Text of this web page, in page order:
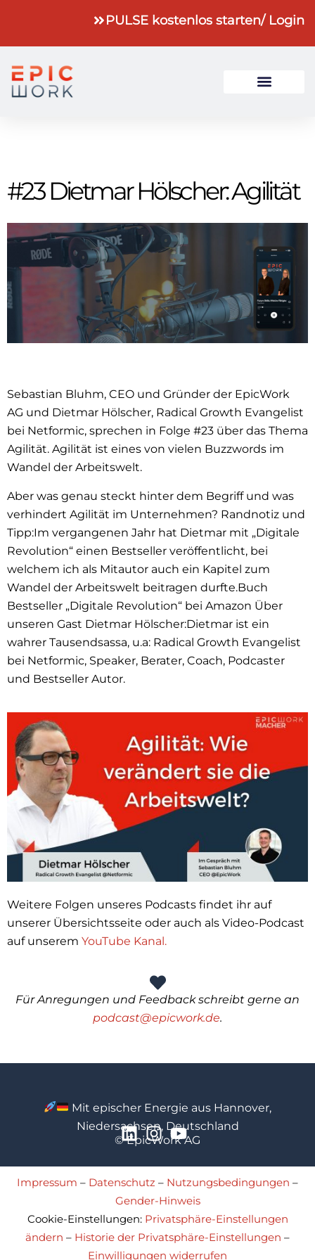
PULSE kostenlos starten/ Login
#23 Dietmar Hölscher: Agilität
Sebastian Bluhm, CEO und Gründer der EpicWork
AG und Dietmar Hölscher, Radical Growth Evangelist
bei Netformic, sprechen in Folge #23 über das Thema
Agilität. Agilität ist eines von vielen Buzzwords im
Wandel der Arbeitswelt.
Aber was genau steckt hinter dem Begriff und was
verhindert Agilität im Unternehmen? Randnotiz und
Tipp:Im vergangenen Jahr hat Dietmar mit „Digitale
Revolution“ einen Bestseller veröffentlicht, bei
welchem ich als Mitautor auch ein Kapitel zum
Wandel der Arbeitswelt beitragen durfte.Buch
Bestseller „Digitale Revolution“ bei Amazon Über
unseren Gast Dietmar Hölscher:Dietmar ist ein
wahrer Tausendsassa, u.a: Radical Growth Evangelist
bei Netformic, Speaker, Berater, Coach, Podcaster
und Bestseller Autor.
Weitere Folgen unseres Podcasts findet ihr auf
unserer Übersichtsseite oder auch als Video-Podcast
auf unserem YouTube Kanal.
Für Anregungen und Feedback schreibt gerne an
podcast@epicwork.de.
Mit epischer Energie aus Hannover,
Niedersachsen, Deutschland
© EpicWork AG
Impressum – Datenschutz – Nutzungsbedingungen –
Gender-Hinweis
Cookie-Einstellungen: Privatsphäre-Einstellungen
ändern – Historie der Privatsphäre-Einstellungen –
Einwilligungen widerrufen